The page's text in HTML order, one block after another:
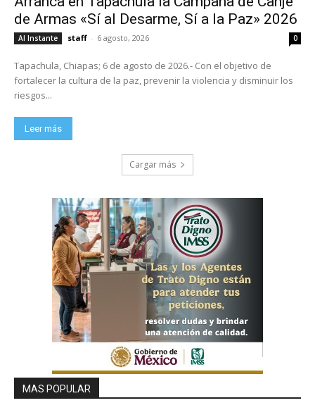
de Armas «Sí al Desarme, Sí a la Paz» 2026
Al Instante staff - 6 agosto, 2026 0
Tapachula, Chiapas; 6 de agosto de 2026.- Con el objetivo de
fortalecer la cultura de la paz, prevenir la violencia y disminuir los
riesgos...
Leer más
Cargar más
MAS POPULAR